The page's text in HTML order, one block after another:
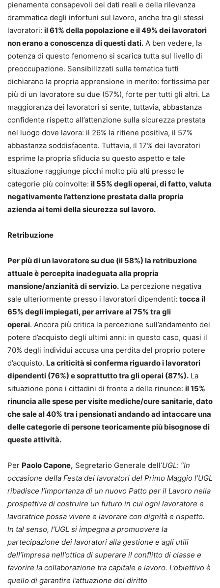
pienamente consapevoli dei dati reali e della rilevanza
drammatica degli infortuni sul lavoro, anche tra gli stessi
lavoratori: il 61% della popolazione e il 49% dei lavoratori
non erano a conoscenza di questi dati. A ben vedere, la
potenza di questo fenomeno si scarica tutta sul livello di
preoccupazione. Sensibilizzati sulla tematica tutti
dichiarano la propria apprensione in merito: fortissima per
più di un lavoratore su due (57%), forte per tutti gli altri. La
maggioranza dei lavoratori si sente, tuttavia, abbastanza
confidente rispetto all’attenzione sulla sicurezza prestata
nel luogo dove lavora: il 26% la ritiene positiva, il 57%
abbastanza soddisfacente. Tuttavia, il 17% dei lavoratori
esprime la propria sfiducia su questo aspetto e tale
situazione raggiunge picchi molto più alti presso le
categorie più coinvolte: il 55% degli operai, di fatto, valuta
negativamente l’attenzione prestata dalla propria
azienda ai temi della sicurezza sul lavoro.
Retribuzione
Per più di un lavoratore su due (il 58%) la retribuzione
attuale è percepita inadeguata alla propria
mansione/anzianità di servizio. La percezione negativa
sale ulteriormente presso i lavoratori dipendenti: tocca il
65% degli impiegati, per arrivare al 75% tra gli
operai. Ancora più critica la percezione sull’andamento del
potere d’acquisto degli ultimi anni: in questo caso, quasi il
70% degli individui accusa una perdita del proprio potere
d’acquisto. La criticità si conferma riguardo i lavoratori
dipendenti (76%) e soprattutto tra gli operai (87%). La
situazione pone i cittadini di fronte a delle rinunce: il 15%
rinuncia alle spese per visite mediche/cure sanitarie, dato
che sale al 40% tra i pensionati andando ad intaccare una
delle categorie di persone teoricamente più bisognose di
queste attività.
Per Paolo Capone, Segretario Generale dell’UGL: “In
occasione della Festa dei lavoratori del Primo Maggio l’UGL
ribadisce l’importanza di un nuovo Patto per il Lavoro nella
prospettiva di costruire un futuro in cui ogni lavoratore e
lavoratrice possa vivere e lavorare con dignità e rispetto.
In tal senso, l’UGL si impegna a promuovere la
partecipazione dei lavoratori alla gestione e agli utili
dell’impresa nell’ottica di superare il conflitto di classe e
favorire la collaborazione tra capitale e lavoro. L’obiettivo è
quello di garantire l’attuazione del diritto